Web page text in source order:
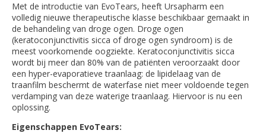
Met de introductie van EvoTears, heeft Ursapharm een
volledig nieuwe therapeutische klasse beschikbaar gemaakt in
de behandeling van droge ogen. Droge ogen
(keratoconjunctivitis sicca of droge ogen syndroom) is de
meest voorkomende oogziekte. Keratoconjunctivitis sicca
wordt bij meer dan 80% van de patiënten veroorzaakt door
een hyper-evaporatieve traanlaag: de lipidelaag van de
traanfilm beschermt de waterfase niet meer voldoende tegen
verdamping van deze waterige traanlaag. Hiervoor is nu een
oplossing.
Eigenschappen EvoTears: